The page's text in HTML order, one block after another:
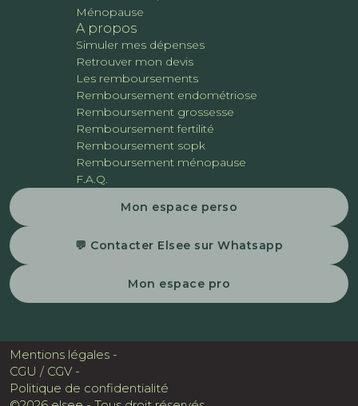
Ménopause
A propos
Simuler mes dépenses
Retrouver mon devis
Les remboursements
Remboursement endométriose
Remboursement grossesse
Remboursement fertilité
Remboursement sopk
Remboursement ménopause
F.A.Q.
Mon espace perso
💬 Contacter Elsee sur Whatsapp
Mon espace pro
Mentions légales -
CGU / CGV -
Politique de confidentialité